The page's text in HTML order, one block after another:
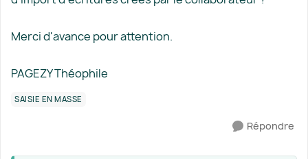
Merci d'avance pour attention.
PAGEZY Théophile
SAISIE EN MASSE
Répondre